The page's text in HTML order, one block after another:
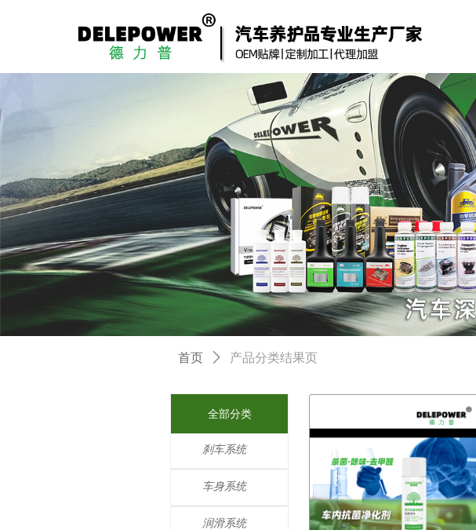
首页 ꄲ 产品分类结果页
全部分类
刹车系统
车身系统
润滑系统